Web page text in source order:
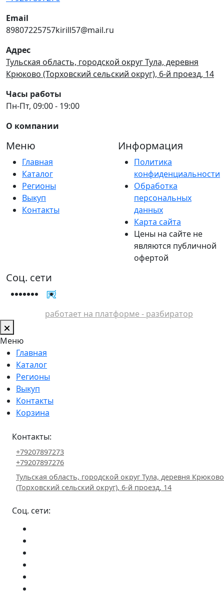
Email
89807225757kirill57@mail.ru
Адрес
Тульская область, городской округ Тула, деревня
Крюково (Торховский сельский округ), 6-й проезд, 14
Часы работы
Пн-Пт, 09:00 - 19:00
О компании
Меню
Главная
Каталог
Регионы
Выкуп
Контакты
Информация
Политика
конфиденциальности
Обработка
персональных
данных
Карта сайта
Цены на сайте не
являются публичной
офертой
Соц. сети
работает на платформе - разбиратор
Меню
Главная
Каталог
Регионы
Выкуп
Контакты
Корзина
Контакты:
+79207897273
+79207897276
Тульская область, городской округ Тула, деревня Крюково
(Торховский сельский округ), 6-й проезд, 14
Соц. сети: